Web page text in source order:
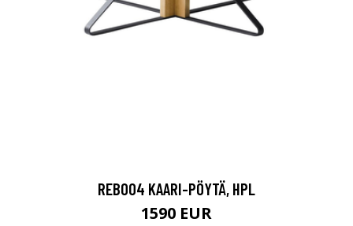
REB004 KAARI-PÖYTÄ, HPL
1590 EUR